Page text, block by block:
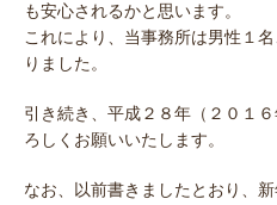
も安心されるかと思います。
これにより、当事務所は男性１
りました。
引き続き、平成２８年（２０１
ろしくお願いいたします。
なお、以前書きましたとおり、